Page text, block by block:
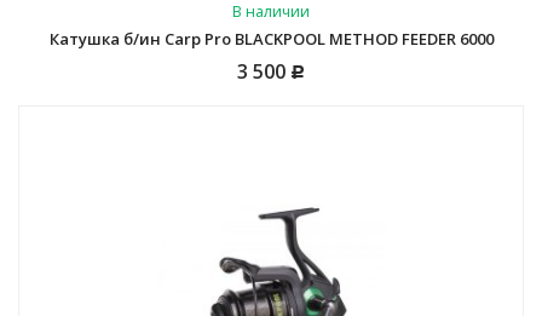
В наличии
Катушка б/ин Carp Pro BLACKPOOL METHOD FEEDER 6000
3 500 Р